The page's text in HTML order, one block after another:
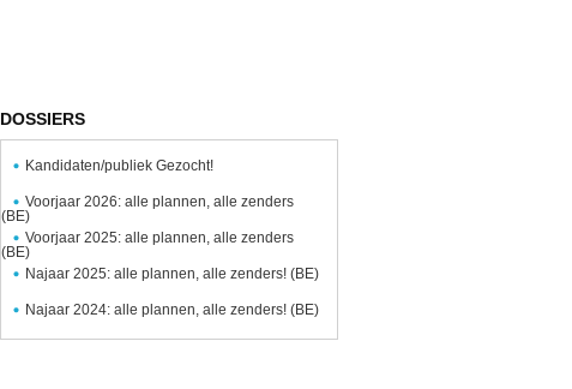
DOSSIERS
Kandidaten/publiek Gezocht!
Voorjaar 2026: alle plannen, alle zenders
(BE)
Voorjaar 2025: alle plannen, alle zenders
(BE)
Najaar 2025: alle plannen, alle zenders! (BE)
Najaar 2024: alle plannen, alle zenders! (BE)